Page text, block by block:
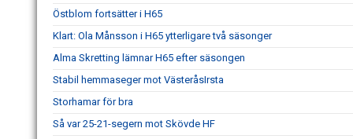
Östblom fortsätter i H65
Klart: Ola Månsson i H65 ytterligare två säsonger
Alma Skretting lämnar H65 efter säsongen
Stabil hemmaseger mot VästeråsIrsta
Storhamar för bra
Så var 25-21-segern mot Skövde HF